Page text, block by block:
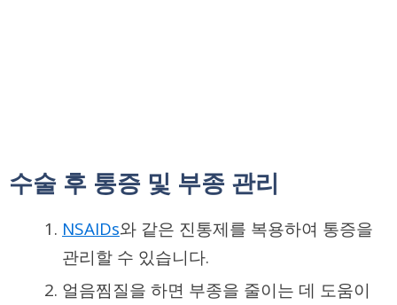
수술 후 통증 및 부종 관리
NSAIDs와 같은 진통제를 복용하여 통증을
관리할 수 있습니다.
얼음찜질을 하면 부종을 줄이는 데 도움이